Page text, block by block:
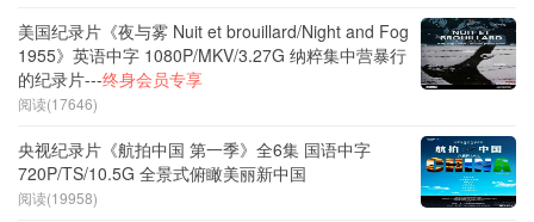
美国纪录片《夜与雾 Nuit et brouillard/Night and Fog
1955》英语中字 1080P/MKV/3.27G 纳粹集中营暴行
的纪录片---终身会员专享
阅读(17646)
央视纪录片《航拍中国 第一季》全6集 国语中字
720P/TS/10.5G 全景式俯瞰美丽新中国
阅读(19958)